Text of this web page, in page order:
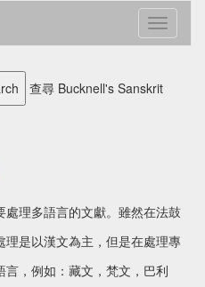
Toggle
查尋 Bucknell's Sanskrit
理多語言的文獻。雖然在法鼓
理是以漢文為主，但是在處理專
，例如：藏文，梵文，巴利